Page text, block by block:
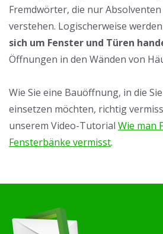
Fremdwörter, die nur
verstehen. Logischerweise
sich um Fenster und Türen
Öffnungen in den Wänden von
Wie Sie eine Bauöffnung, in die
einsetzen möchten, richtig
unserem Video-Tutorial Wie man
Fensterbänke vermisst.